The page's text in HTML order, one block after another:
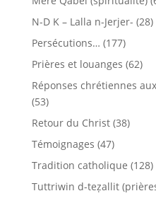
N-D K – Lalla n-Jerjer- (28)
Persécutions… (177)
Prières et louanges (62)
Réponses chrétiennes
(53)
Retour du Christ(38)
Témoignages (47)
Tradition catholique (128)
Tuttriwin d-teẓallit